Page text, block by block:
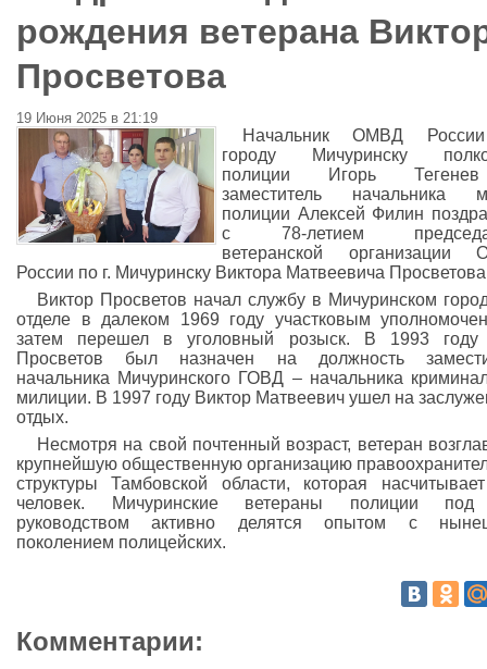
рождения ветерана
Просветова
19 Июня 2025 в 21:19
Начальник ОМВД
городу Мичуринску
полиции Игорь
заместитель начальника
полиции Алексей Филин
с 78-летием
ветеранской организации
России по г. Мичуринску Виктора Матвеевича
Виктор Просветов начал службу в Мичуринском
отделе в далеком 1969 году участковым
затем перешел в уголовный розыск. В 1993
Просветов был назначен на должность
начальника Мичуринского ГОВД – начальника
милиции. В 1997 году Виктор Матвеевич ушел на
отдых.
Несмотря на свой почтенный возраст, ветеран
крупнейшую общественную организацию
структуры Тамбовской области, которая
человек. Мичуринские ветераны полиции
руководством активно делятся опытом с
поколением полицейских.
Комментарии: